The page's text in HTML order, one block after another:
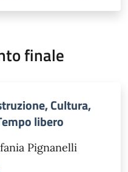
finale
Cultura,
libero
Pignanelli